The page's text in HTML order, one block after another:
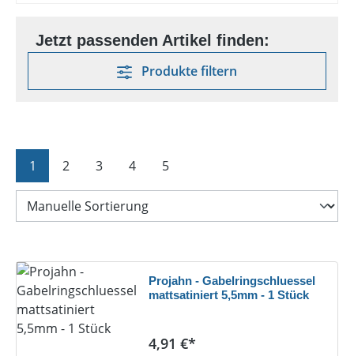
Produkte filtern
Seite
1 Seite
2 Seite
3 Seite
4 Seite
5
Projahn - Gabelringschluessel
mattsatiniert 5,5mm - 1 Stück
Regulärer Preis:
4,91 €*